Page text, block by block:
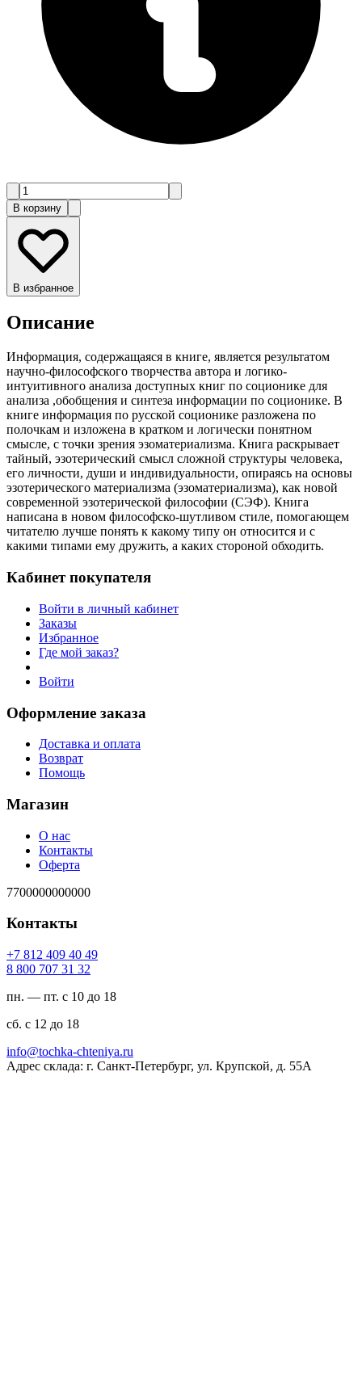
В корзину
В избранное
Описание
Информация, содержащаяся в книге, является результатом
научно-философского творчества автора и логико-
интуитивного анализа доступных книг по соционике для
анализа ,обобщения и синтеза информации по соционике. В
книге информация по русской соционике разложена по
полочкам и изложена в кратком и логически понятном
смысле, с точки зрения эзоматериализма. Книга раскрывает
тайный, эзотерический смысл сложной структуры человека,
его личности, души и индивидуальности, опираясь на основы
эзотерического материализма (эзоматериализма), как новой
современной эзотерической философии (СЭФ). Книга
написана в новом философско-шутливом стиле, помогающем
читателю лучше понять к какому типу он относится и с
какими типами ему дружить, а каких стороной обходить.
Кабинет покупателя
Войти в личный кабинет
Заказы
Избранное
Где мой заказ?
Войти
Оформление заказа
Доставка и оплата
Возврат
Помощь
Магазин
О нас
Контакты
Оферта
7700000000000
Контакты
94 04 904 218 7+
23 13 707 008 8
пн. — пт. с 10 до 18
сб. с 12 до 18
ur.ayinethc-akhcot@ofni
Адрес склада: г. Санкт-Петербург, ул. Крупской, д. 55А